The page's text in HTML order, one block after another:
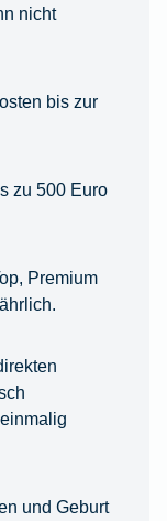
nicht
bis zur
zu 500 Euro
Premium
und Geburt